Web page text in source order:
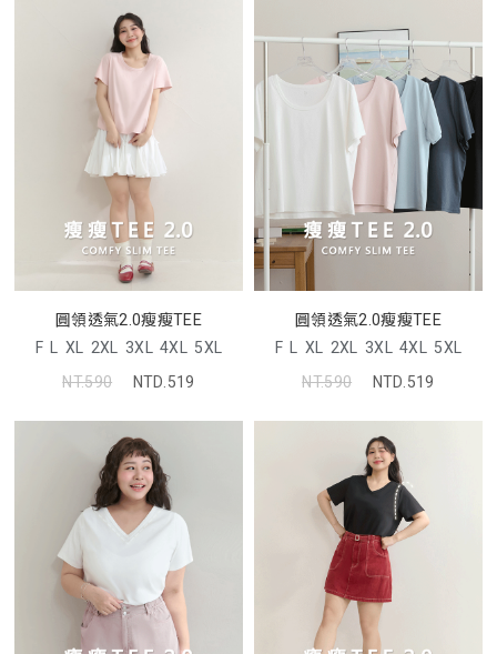
圓領透氣2.0瘦瘦TEE
F L XL 2XL 3XL 4XL 5XL
NT.590
NTD.519
圓領透氣2.0瘦瘦TEE
F L XL 2XL 3XL 4XL 5XL
NT.590
NTD.519